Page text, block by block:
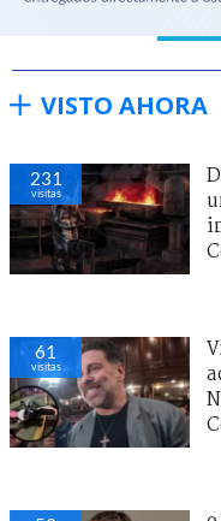
VISTO AHORA
231
visitas
61
visitas